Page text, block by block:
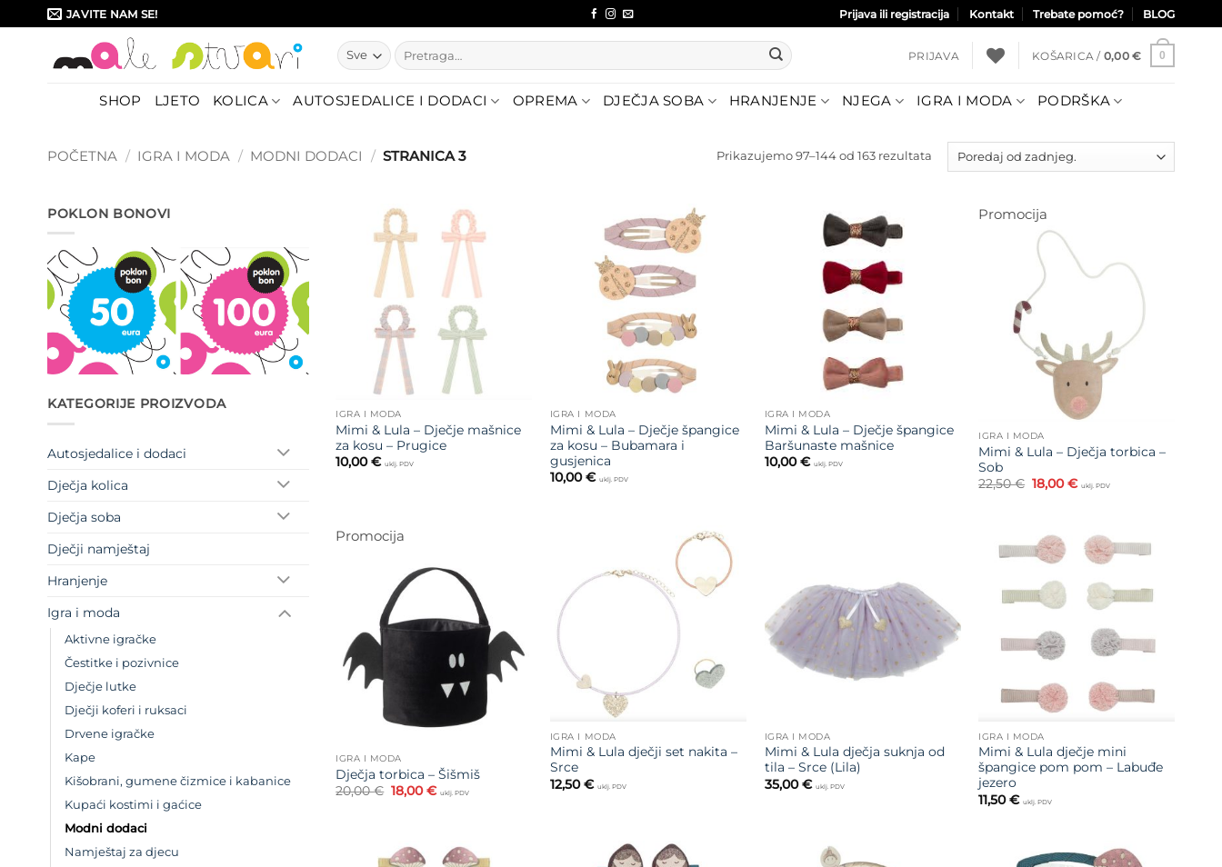
to
JAVITE NAM SE! Prijava ili registracija Kontakt Trebate pomoć? BLOG
Pretraži:
PRIJAVA KOŠARICA / 0,00 € 0
SHOP LJETO KOLICA AUTOSJEDALICE I DODACI OPREMA DJEČJA SOBA HRANJENJE NJEGA IGRA I MODA PODRŠKA
POČETNA / IGRA I MODA / MODNI DODACI / STRANICA 3 Prikazujemo 97–144 od 163 rezultata Poredano
POKLON BONOVI
KATEGORIJE PROIZVODA
Autosjedalice i dodaci
Dječja kolica
Dječja soba
Dječji namještaj
Hranjenje
Igra i moda
Aktivne igračke
Čestitke i pozivnice
Dječje lutke
Dječji koferi i ruksaci
Drvene igračke
Kape
Kišobrani, gumene čizmice i kabanice
Kupaći kostimi i gaćice
Modni dodaci
Namještaj za djecu
IGRA I MODA
Mimi & Lula – Dječje mašnice
za kosu – Prugice
10,00€ uklj. PDV
Dodajte
IGRA I MODA
Mimi & Lula – Dječje špangice
za kosu – Bubamara i
gusjenica
10,00€ uklj. PDV
IGRA I MODA
Mimi & Lula – Dječje špangice
Baršunaste mašnice
10,00€ uklj. PDV
Promocija
Dodajte
na listu
želja
IGRA I MODA
Mimi & Lula – Dječja torbica –
Sob
22,50€ Izvorna
cijena
18,00€Trenutna
cijena
uklj. PDV
Promocija
na listu
želja
IGRA I MODA
Dječja torbica – Šišmiš
20,00€ Izvorna
cijena
18,00€Trenutna
cijena
uklj. PDV
Dodajte
na listu
želja
IGRA I MODA
Mimi & Lula dječji set nakita –
Srce
12,50€ uklj. PDV
na listu
želja
IGRA I MODA
Mimi & Lula dječja suknja od
tila – Srce (Lila)
35,00€ uklj. PDV
na listu
želja
IGRA I MODA
Mimi & Lula dječje mini
špangice pom pom – Labuđe
jezero
11,50€ uklj. PDV